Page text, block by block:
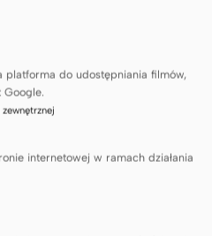
honoris causa
Bieniaszewską
profesor Davies
przez Gdański
platforma do udostępniania filmów,
Google.
internetowej w ramach działania